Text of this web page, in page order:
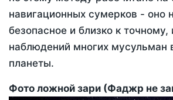
навигационных сумерков - оно
безопасное и близко к точному,
наблюдений многих мусульман
планеты.
Фото ложной зари (Фаджр не